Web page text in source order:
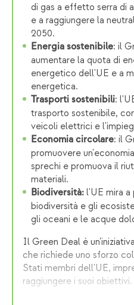
di gas a effetto serra di
e a raggiungere la
2050.
Energia sostenibile: il
aumentare la quota di
energetico dell'UE e a
energetica.
Trasporti sostenibili:
trasporto sostenibile,
veicoli elettrici e
Economia circolare: il
promuovere
sprechi e promuova il
materiali.
Biodiversità: l'UE mira
biodiversità e gli
gli oceani e le acque
Il Green Deal è
che richiede uno sforzo
Stati membri dell'UE,
raggiungere i suoi obiettivi.